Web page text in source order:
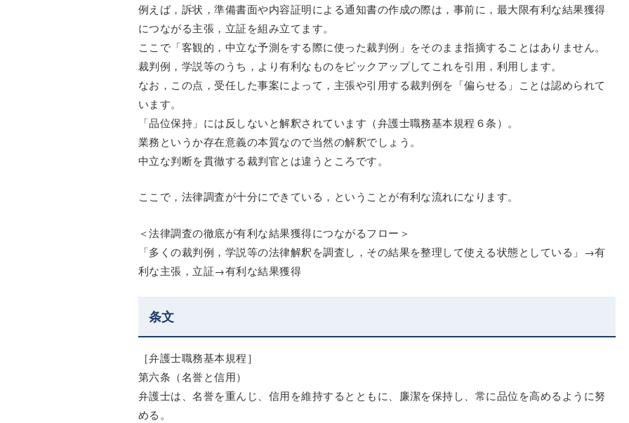
例えば，訴状，準備書面や内容証明による通知書の作成の際は，事前に，最大限有利な結果獲得
につながる主張，立証を組み立てます。
ここで「客観的，中立な予測をする際に使った裁判例」をそのまま指摘することはありません。
裁判例，学説等のうち，より有利なものをピックアップしてこれを引用，利用します。
なお，この点，受任した事案によって，主張や引用する裁判例を「偏らせる」ことは認められて
います。
「品位保持」には反しないと解釈されています（弁護士職務基本規程６条）。
業務というか存在意義の本質なので当然の解釈でしょう。
中立な判断を貫徹する裁判官とは違うところです。
ここで，法律調査が十分にできている，ということが有利な流れになります。
＜法律調査の徹底が有利な結果獲得につながるフロー＞
「多くの裁判例，学説等の法律解釈を調査し，その結果を整理して使える状態としている」→有
利な主張，立証→有利な結果獲得
条文
［弁護士職務基本規程］
第六条（名誉と信用）
弁護士は、名誉を重んじ、信用を維持するとともに、廉潔を保持し、常に品位を高めるように努
める。